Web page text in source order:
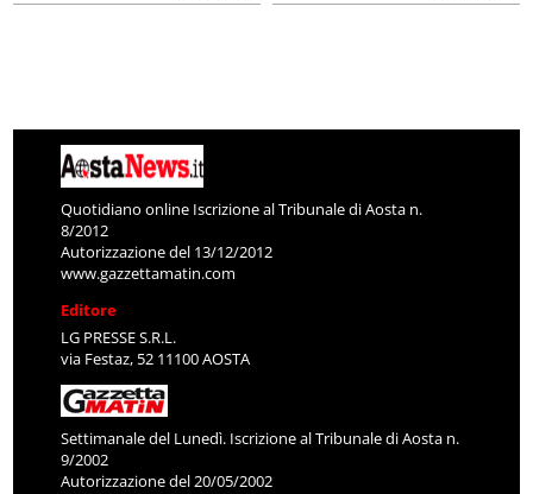
Quotidiano online Iscrizione al Tribunale di Aosta n.
8/2012
Autorizzazione del 13/12/2012
www.gazzettamatin.com
Editore
LG PRESSE S.R.L.
via Festaz, 52 11100 AOSTA
Settimanale del Lunedì. Iscrizione al Tribunale di Aosta n.
9/2002
Autorizzazione del 20/05/2002